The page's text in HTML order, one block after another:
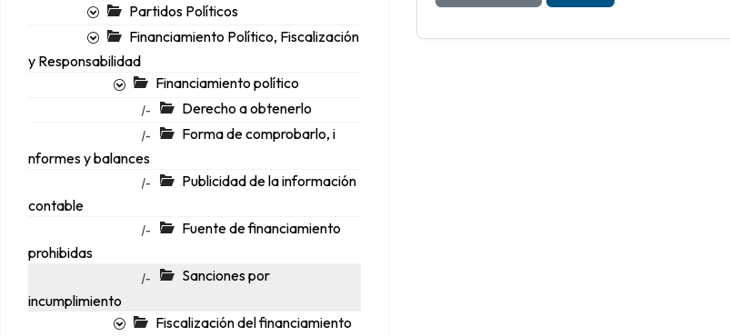
Partidos Políticos
Financiamiento Político, Fiscalización
y Responsabilidad
Financiamiento político
|- Derecho a obtenerlo
|-
Forma de comprobarlo, i
nformes y balances
|-
Publicidad de la información
contable
|-
Fuente de financiamiento
prohibidas
|-
Sanciones por
incumplimiento
Fiscalización del financiamiento